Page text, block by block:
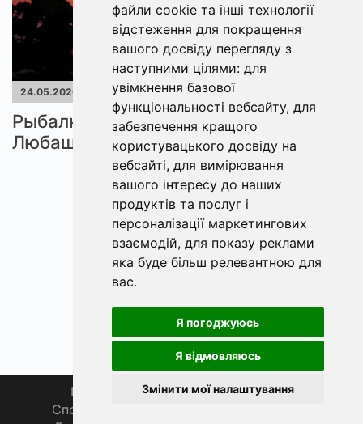
файли cookie та інші технології
відстеження для покращення
вашого досвіду перегляду з
наступними цілями: для
увімкнення базової
функціональності вебсайту, для
забезпечення кращого
користувацького досвіду на
вебсайті, для вимірювання
вашого інтересу до наших
продуктів та послуг і
персоналізації маркетингових
взаємодій, для показу реклами
яка буде більш релевантною для
вас.
Я погоджуюсь
Я відмовляюсь
Змінити мої налаштування
24.05.2020
Рыбалка в Арчепитовке
Любашевский р-н Одесская обл.
« Наступна »
Головна Про нас
Магазин 🛒
Спортивна рибалка 🏆